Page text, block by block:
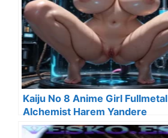
Kaiju No 8 Anime Girl Fullmetal
Alchemist Harem Yandere